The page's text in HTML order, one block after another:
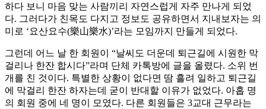
하다 보니 마음 맞는 사람끼리 자연스럽게 자주 만나게 되었
다. 그러다가 친목도 다지고 정보도 공유하면서 지내보자는 의
미로 ‘요산요수(樂山樂水)’라는 모임까지 만들게 되었다.
그런데 어느 날 한 회원이 “날씨도 더운데 퇴근길에 시원한 막
걸리나 한잔 합시다”라며 단체 카톡방에 글을 올렸다. 소위 번
개를 친 것이다. 특별한 상황이 없다면 땀 흘려 일하고 퇴근길
에 막걸리 한잔 하자는데 굳이 반대할 이유가 없었다. 아홉 명
의 회원 중에 네 명이 모였다. 다른 회원들은 3교대 근무라는